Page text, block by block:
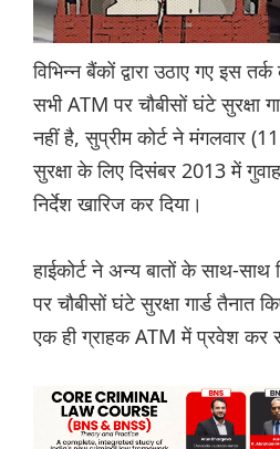
विभिन्न बैंकों द्वारा उठाए गए इस
सभी ATM पर चौबीसों घंटे सुरक्षा
नहीं है, सुप्रीम कोर्ट ने मंगलवार
सुरक्षा के लिए दिसंबर 2013 में
निर्देश खारिज कर दिया।
हाईकोर्ट ने अन्य बातों के साथ-साथ
पर चौबीसों घंटे सुरक्षा गार्ड
एक ही ग्राहक ATM में प्रवेश कर